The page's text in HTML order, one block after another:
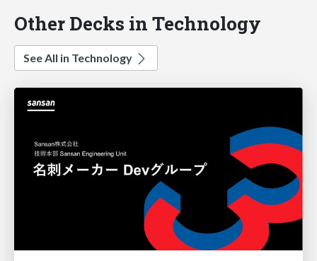
Other Decks in Technology
See All in Technology